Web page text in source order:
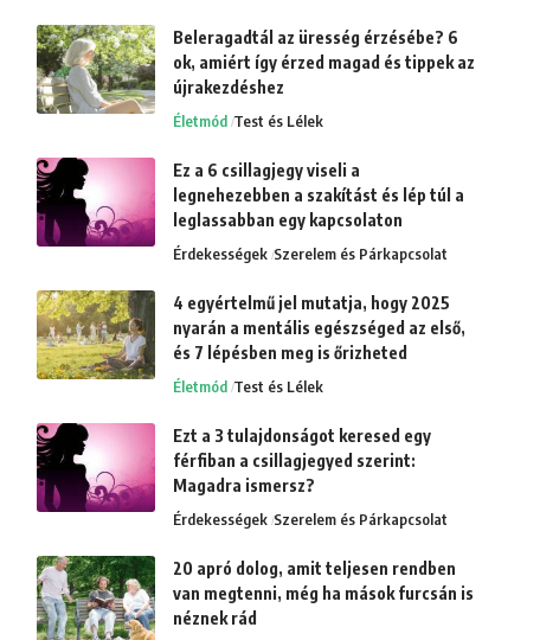
Beleragadtál az üresség érzésébe? 6
ok, amiért így érzed magad és tippek az
újrakezdéshez
Életmód Test és Lélek
Ez a 6 csillagjegy viseli a
legnehezebben a szakítást és lép túl a
leglassabban egy kapcsolaton
Érdekességek Szerelem és Párkapcsolat
4 egyértelmű jel mutatja, hogy 2025
nyarán a mentális egészséged az első,
és 7 lépésben meg is őrizheted
Életmód Test és Lélek
Ezt a 3 tulajdonságot keresed egy
férfiban a csillagjegyed szerint:
Magadra ismersz?
Érdekességek Szerelem és Párkapcsolat
20 apró dolog, amit teljesen rendben
van megtenni, még ha mások furcsán is
néznek rád